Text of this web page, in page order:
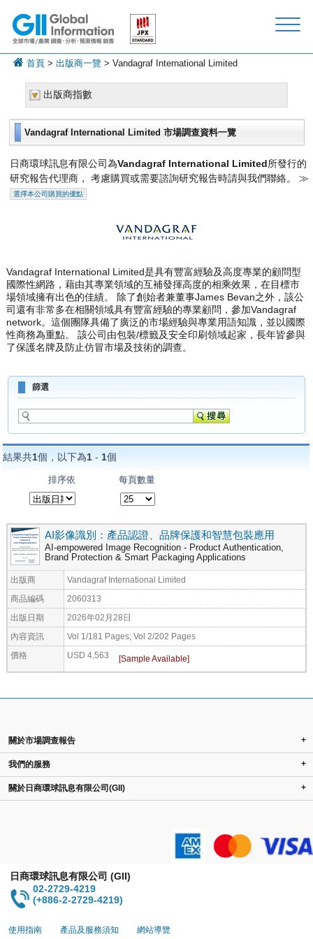
首頁 >出版商一覽 > Vandagraf International Limited
出版商指數
Vandagraf International Limited 市場調查資料一覽
日商環球訊息有限公司為Vandagraf International Limited所發行的
研究報告代理商， 考慮購買或需要諮詢研究報告時請與我們聯絡。 ≫
選擇本公司購買的優點
Vandagraf International Limited是具有豐富經驗及高度專業的顧問型
國際性網路，藉由其專業領域的互補發揮高度的相乘效果，在目標市
場領域擁有出色的佳績。 除了創始者兼董事James Bevan之外，該公
司還有非常多在相關領域具有豐富經驗的專業顧問，參加Vandagraf
network。這個團隊具備了廣泛的市場經驗與專業用語知識，並以國際
性商務為重點。 該公司由包裝/標籤及安全印刷領域起家，長年皆參與
了保護名牌及防止仿冒市場及技術的調查。
篩選
結果共1個，以下為1 - 1個
排序依 每頁數量
AI影像識別：產品認證、品牌保護和智慧包裝應用
AI-empowered Image Recognition - Product Authentication,
Brand Protection & Smart Packaging Applications
出版商 Vandagraf International Limited
商品編碼 2060313
出版日期 2026年02月28日
內容資訊 Vol 1/181 Pages; Vol 2/202 Pages
價格 USD 4,563
關於市場調查報告 +
我們的服務 +
關於日商環球訊息有限公司(GII) +
日商環球訊息有限公司 (GII)
02-2729-4219
(+886-2-2729-4219)
使用指南 產品及服務須知 網站導覽